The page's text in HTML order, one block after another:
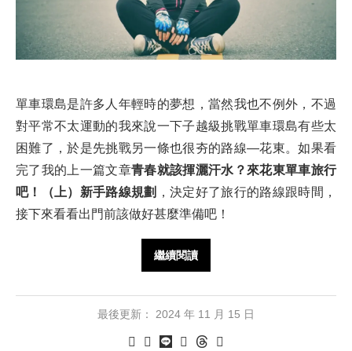
單車環島是許多人年輕時的夢想，當然我也不例外，不過
對平常不太運動的我來說一下子越級挑戰單車環島有些太
困難了，於是先挑戰另一條也很夯的路線—花東。如果看
完了我的上一篇文章青春就該揮灑汗水？來花東單車旅行
吧！（上）新手路線規劃
，決定好了旅行的路線跟時間，
接下來看看出門前該做好甚麼準備吧！
繼續閱讀
最後更新： 2024 年 11 月 15 日